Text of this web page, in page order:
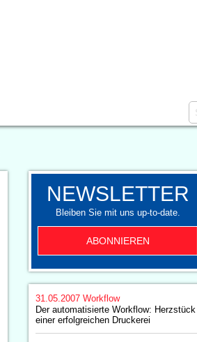
NEWSLETTER
Bleiben Sie mit uns up-to-date.
ABONNIEREN
31.05.2007 Workflow
Der automatisierte Workflow: Herzstück
einer erfolgreichen Druckerei